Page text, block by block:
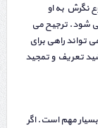
نگرش به او
شود. ترجیح می
راهی برای
تعریف و تمجید
مهم است. اگر